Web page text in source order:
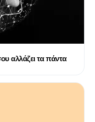
αλλάζει τα πάντα